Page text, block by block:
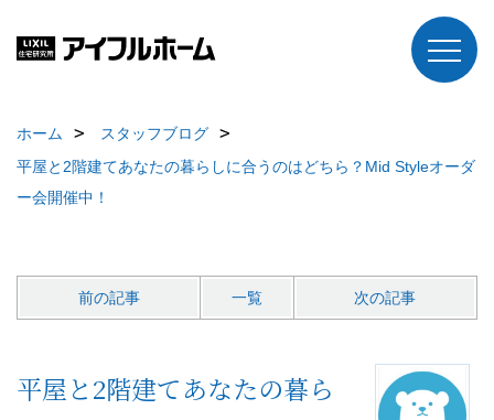
ホーム
スタッフブログ
平屋と2階建てあなたの暮らしに合うのはどちら？Mid Styleオーダ
ー会開催中！
前の記事 一覧 次の記事
平屋と2階建てあなたの暮ら